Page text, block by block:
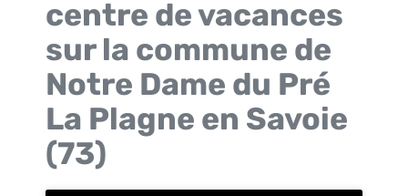
centre de vacances
sur la commune de
Notre Dame du Pré
La Plagne en Savoie
(73)